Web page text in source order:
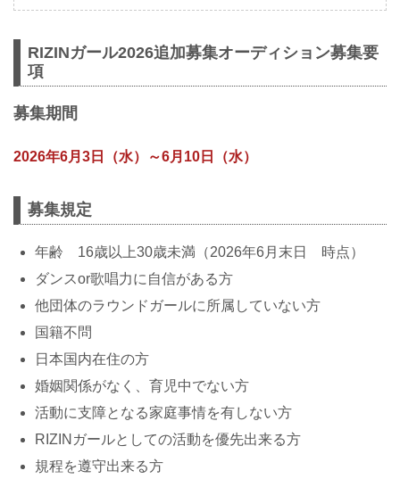
RIZINガール2026追加募集オーディション募集要
項
募集期間
2026年6月3日（水）～6月10日（水）
募集規定
年齢 16歳以上30歳未満（2026年6月末日 時点）
ダンスor歌唱力に自信がある方
他団体のラウンドガールに所属していない方
国籍不問
日本国内在住の方
婚姻関係がなく、育児中でない方
活動に支障となる家庭事情を有しない方
RIZINガールとしての活動を優先出来る方
規程を遵守出来る方